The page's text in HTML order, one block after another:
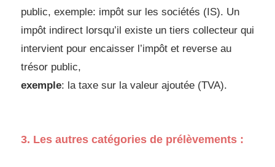
public, exemple: impôt sur les sociétés (IS). Un
impôt indirect lorsqu’il existe un tiers collecteur qui
intervient pour encaisser l’impôt et reverse au
trésor public,
exemple: la taxe sur la valeur ajoutée (TVA).
3. Les autres catégories de prélèvements :